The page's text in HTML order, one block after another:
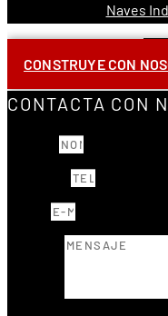
Naves
CONSTRUYE CON
CONTACTA CON